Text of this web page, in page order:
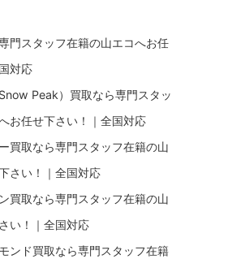
門スタッフ在籍の山エコへお任
対応
Peak）買取なら専門スタッ
お任せ下さい！｜全国対応
買取なら専門スタッフ在籍の山
さい！｜全国対応
買取なら専門スタッフ在籍の山
い！｜全国対応
ンド買取なら専門スタッフ在籍